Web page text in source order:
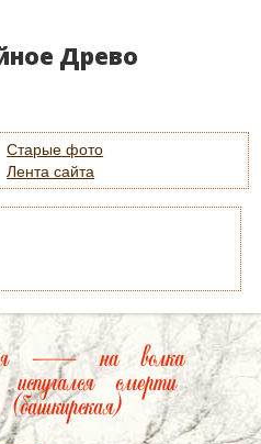
Древо
Старые фото
Лента сайта
— на волка
смерти